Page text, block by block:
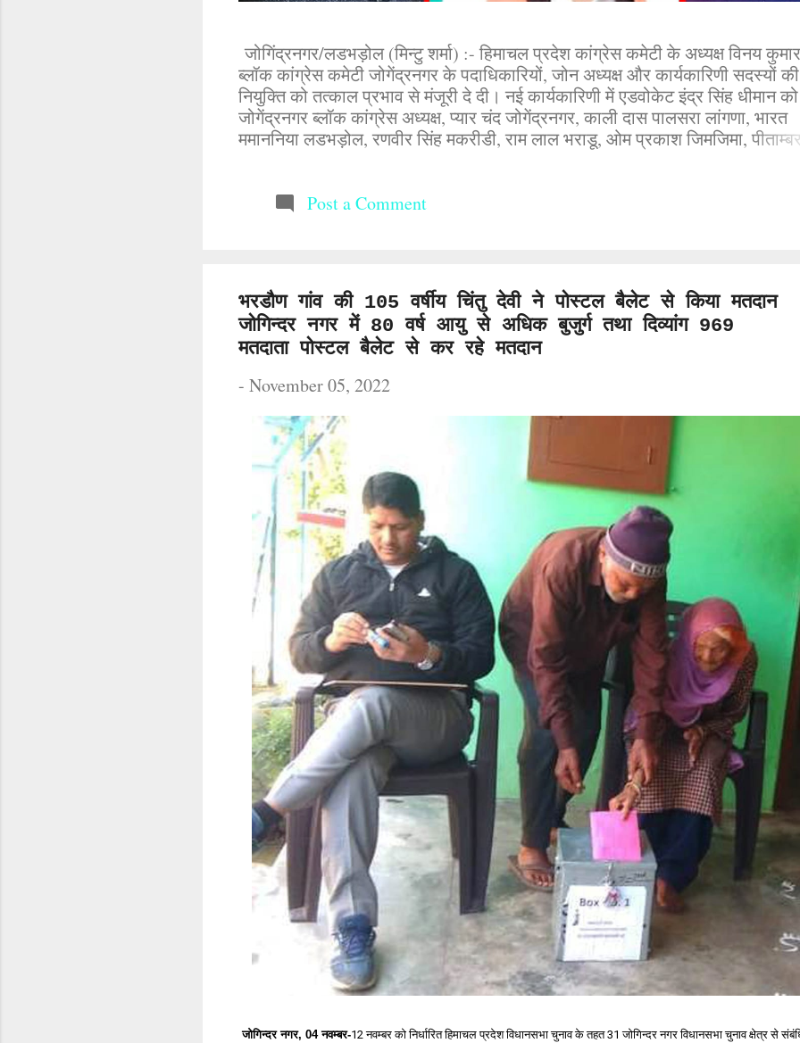
जोगिंद्रनगर/लडभड़ोल (मिन्टु शर्मा) :- हिमाचल प्रदेश कांग्रेस कमेटी के अध्यक्ष विनय
ब्लॉक कांग्रेस कमेटी जोगेंद्रनगर के पदाधिकारियों, जोन अध्यक्ष और कार्यकारिणी सदस्यों की
नियुक्ति को तत्काल प्रभाव से मंजूरी दे दी। नई कार्यकारिणी में एडवोकेट इंद्र सिंह धीमान को
जोगेंद्रनगर ब्लॉक कांग्रेस अध्यक्ष, प्यार चंद जोगेंद्रनगर, काली दास पालसरा लांगणा, भारत
ममाननिया लडभड़ोल, रणवीर सिंह मकरीडी, राम लाल भराडू, ओम प्रकाश जिमजिमा, पीताम्बर
राकेश कुमार भराडू, पवन शर्मा, इंद्र पाल गांव हार गुनेंन, कमला देवी गांव बल्ह, देव
Post a Comment
भरडौण गांव की 105 वर्षीय चिंतु देवी ने पोस्टल बैलेट से किया मतदान
जोगिन्दर नगर में 80 वर्ष आयु से अधिक बुजुर्ग तथा दिव्यांग 969
मतदाता पोस्टल बैलेट से कर रहे मतदान
- November 05, 2022
जोगिन्दर नगर, 04 नवम्बर-12 नवम्बर को निर्धारित हिमाचल प्रदेश विधानसभा चुनाव के तहत 31 जोगिन्दर नगर विधानसभा चुनाव क्षेत्र से